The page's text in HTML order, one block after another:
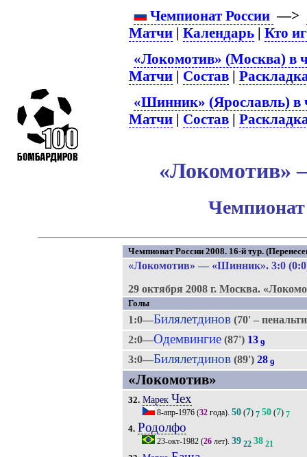
Чемпионат России —>
Матчи |Календарь |Кто
«Локомотив» (Москва) в
Матчи | Состав |
«Шинник» (Ярославль) в
Матчи | Состав |
«Локомотив»
Чемпионат
Чемпионат России 2008. 16-й тур.
«Локомотив» — «Шинник». 3:0
29 октября 2008 г. Москва.
Голы
1:0—Билялетдинов(70' –
2:0—Одемвингие(87') 13 9
3:0—Билялетдинов(89') 28 9
«Локомотив»
32. Марек Чех
8-апр-1976(32года). 50(7) 7 50(7) 7
4. Родолфо
23-окт-1982(26лет). 39 22 38 21